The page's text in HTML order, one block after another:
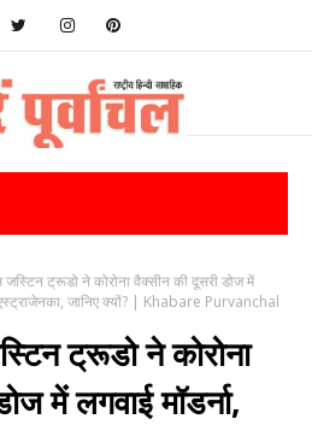
जस्टिन ट्रूडो ने कोरोना वैक्सीन की दूसरी डोज में
एस्ट्राजेनका, जानिए क्यों? | Khabare Purvanchal
ट्रूडो ने कोरोना
में लगवाई मॉडर्ना,